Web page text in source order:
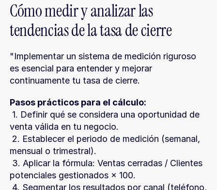
Cómo medir y analizar las
tendencias de la tasa de cierre
"Implementar un sistema de medición riguroso
es esencial para entender y mejorar
continuamente tu tasa de cierre.
Pasos prácticos para el cálculo:
venta válida en tu negocio.
mensual o trimestral).
potenciales gestionados × 100.